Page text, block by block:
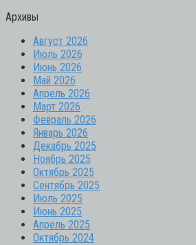
Архивы
Август 2026
Июль 2026
Июнь 2026
Май 2026
Апрель 2026
Март 2026
Февраль 2026
Январь 2026
Декабрь 2025
Ноябрь 2025
Октябрь 2025
Сентябрь 2025
Июль 2025
Июнь 2025
Апрель 2025
Октябрь 2024